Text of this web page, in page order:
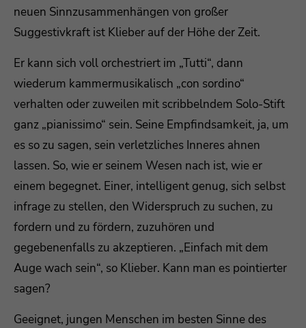
neuen Sinnzusammenhängen von großer
Suggestivkraft ist Klieber auf der Höhe der Zeit.
Er kann sich voll orchestriert im „Tutti“, dann
wiederum kammermusikalisch „con sordino“
verhalten oder zuweilen mit scribbelndem Solo-Stift
ganz „pianissimo“ sein. Seine Empfindsamkeit, ja, um
es so zu sagen, sein verletzliches Inneres ahnen
lassen. So, wie er seinem Wesen nach ist, wie er
einem begegnet. Einer, intelligent genug, sich selbst
infrage zu stellen, den Widerspruch zu suchen, zu
fordern und zu fördern, zuzuhören und
gegebenenfalls zu akzeptieren. „Einfach mit dem
Auge wach sein“, so Klieber. Kann man es pointierter
sagen?
Geeignet, jungen Menschen im besten Sinne des